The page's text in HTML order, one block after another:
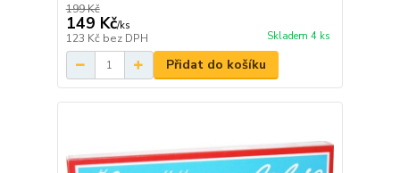
199 Kč
149 Kč/ks
123 Kč bez DPH Skladem 4 ks
Přidat do košíku